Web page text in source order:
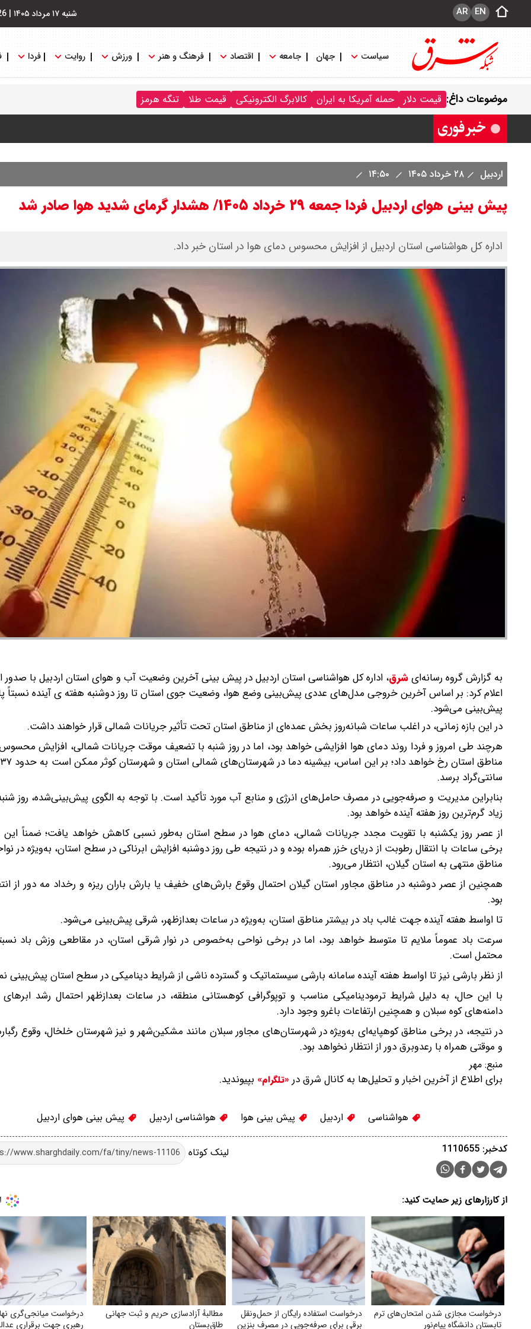
شنبه ۱۷ مرداد ۱۴۰۵ | EN
AR
سیاست جهان جامعه اقتصاد فرهنگ و هنر ورزش روایت فردا
موضوعات داغ: قیمت دلار حمله آمریکا به ایران کالابرگ الکترونیکی قیمت طلا تنگه هرمز
قیمت سکه پارسیان امروز شنبه ۱۷ مرداد ۱۴۰۵ / سکه پارسیان ۲۰۰ سوتی چند؟ + جدول
اردبیل ۲۸ خرداد ۱۴۰۵
پیش بینی هوای اردبیل فردا جمعه ۲۹ خرداد ۱۴۰۵/ هشدار گرمای شدید هوا صادر شد
اداره کل هواشناسی استان اردبیل از افزایش محسوس دمای هوا در استان خبر داد.
به گزارش گروه رسانه‌ایشرق، اداره کل هواشناسی استان اردبیل در پیش بینی آخرین وضعیت آب و هوای استان اردبیل با صدور
اعلام کرد: بر اساس آخرین خروجی مدل‌های عددی پیش‌بینی وضع هوا، وضعیت جوی استان تا روز دوشنبه هفته ی آینده نسبتاً
پیش‌بینی می‌شود.
در این بازه زمانی، در اغلب ساعات شبانه‌روز بخش عمده‌ای از مناطق استان تحت تأثیر جریانات شمالی قرار خواهند داشت.
هرچند طی امروز و فردا روند دمای هوا افزایشی خواهد بود، اما در روز شنبه با تضعیف موقت جریانات شمالی، افزایش محسوس
سانتی‌گراد برسد.
بنابراین مدیریت و صرفه‌جویی در مصرف حامل‌های انرژی و منابع آب مورد تأکید است. با توجه به الگوی پیش‌بینی‌شده، روز
زیاد گرم‌ترین روز هفته آینده خواهد بود.
از عصر روز یکشنبه با تقویت مجدد جریانات شمالی، دمای هوا در سطح استان به‌طور نسبی کاهش خواهد یافت؛ ضمناً این
برخی ساعات با انتقال رطوبت از دریای خزر همراه بوده و در نتیجه طی روز دوشنبه افزایش ابرناکی در سطح استان، به‌ویژه در
مناطق منتهی به استان گیلان، انتظار می‌رود.
همچنین از عصر دوشنبه در مناطق مجاور استان گیلان احتمال وقوع بارش‌های خفیف یا بارش باران ریزه و رخداد مه دور از
بود.
تا اواسط هفته آینده جهت غالب باد در بیشتر مناطق استان، به‌ویژه در ساعات بعدازظهر، شرقی پیش‌بینی می‌شود.
سرعت باد عموماً ملایم تا متوسط خواهد بود، اما در برخی نواحی به‌خصوص در نوار شرقی استان، در مقاطعی وزش باد
محتمل است.
از نظر بارشی نیز تا اواسط هفته آینده سامانه بارشی سیستماتیک و گسترده ناشی از شرایط دینامیکی در سطح استان پیش‌بینی
با این حال، به دلیل شرایط ترمودینامیکی مناسب و توپوگرافی کوهستانی منطقه، در ساعات بعدازظهر احتمال رشد
دامنه‌های کوه سبلان و همچنین ارتفاعات باغرو وجود دارد.
در نتیجه، در برخی مناطق کوهپایه‌ای به‌ویژه در شهرستان‌های مجاور سبلان مانند مشکین‌شهر و نیز شهرستان خلخال، وقوع
و موقتی همراه با رعدوبرق دور از انتظار نخواهد بود.
منبع: مهر
برای اطلاع از آخرین اخبار و تحلیل‌ها به کانال شرق در «تلگرام» بپیوندید.
هواشناسی اردبیل پیش بینی هوا هواشناسی اردبیل پیش بینی هوای اردبیل
لینک کوتاه کدخبر: 1110655
از کارزارهای زیر حمایت کنید:
درخواست مجازی شدن امتحان‌های ترم
تابستان دانشگاه پیام‌نور
درخواست استفاده رایگان از حمل‌ونقل
برقی برای صرفه‌جویی در مصرف بنزین
مطالبهٔ آزادسازی حریم و ثبت جهانی
طاق‌بستان
درخواست میانجی‌گری
رهبری جهت برقراری